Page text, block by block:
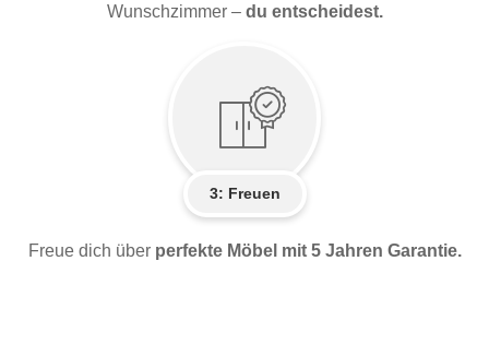
Wunschzimmer – du entscheidest.
3: Freuen
Freue dich über perfekte Möbel mit 5 Jahren Garantie.